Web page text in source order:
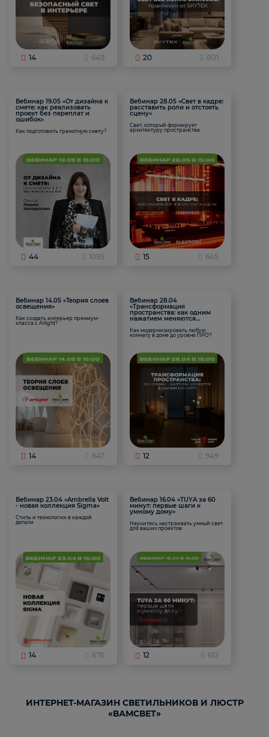
14 649 20 801
Вебинар 19.05 «От дизайна к
смете: как реализовать
проект без переплат и
ошибок»
Как подготовить грамотную смету?
44 1095
Вебинар 28.05 «Свет в кадре:
расставить роли и отстоять
сцену»
Свет, который формирует
архитектуру пространства.
15 645
Вебинар 14.05 «Теория слоев
освещения»
Как создать интерьер премиум-
класса с Arlight?
14 647
Вебинар 28.04
«Трансформация
пространства: как одним
нажатием меняются
Как модернизировать любую
комнату в доме до уровня ПРО?
12 949
Вебинар 23.04 «Ambrella Volt
- новая коллекция Sigma»
Стиль и технологии в каждой
детали
14 676
Вебинар 16.04 «TUYA за 60
минут: первые шаги к
умному дому»
Научитесь настраивать умный свет
для ваших проектов
12 612
ИНТЕРНЕТ-МАГАЗИН СВЕТИЛЬНИКОВ И ЛЮСТР
«ВАМСВЕТ»